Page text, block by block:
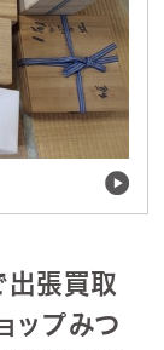
張買取
ップみつ